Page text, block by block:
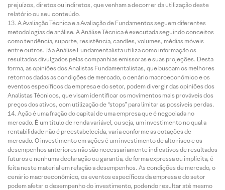
prejuízos, diretos ou indiretos, que venham a decorrer da utilização deste
relatório ou seu conteúdo.
A Avaliação Técnica e a Avaliação de Fundamentos seguem diferentes
metodologias de análise. A Análise Técnica é executada seguindo conceitos
como tendência, suporte, resistência, candles, volumes, médias móveis
entre outros. Já a Análise Fundamentalista utiliza como informação os
resultados divulgados pelas companhias emissoras e suas projeções. Desta
forma, as opiniões dos Analistas Fundamentalistas, que buscam os melhores
retornos dadas as condições de mercado, o cenário macroeconômico e os
eventos específicos da empresa e do setor, podem divergir das opiniões dos
Analistas Técnicos, que visam identificar os movimentos mais prováveis dos
preços dos ativos, com utilização de “stops” para limitar as possíveis perdas.
Ação é uma fração do capital de uma empresa que é negociada no
mercado. É um título de renda variável, ou seja, um investimento no qual a
rentabilidade não é preestabelecida, varia conforme as cotações de
mercado. O investimento em ações é um investimento de alto risco e os
desempenhos anteriores não são necessariamente indicativos de resultados
futuros e nenhuma declaração ou garantia, de forma expressa ou implícita, é
feita neste material em relação a desempenhos. As condições de mercado, o
cenário macroeconômico, os eventos específicos da empresa e do setor
podem afetar o desempenho do investimento, podendo resultar até mesmo